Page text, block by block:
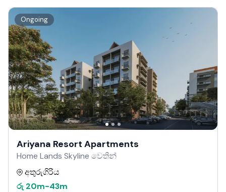
Ongoing
Ariyana Resort Apartments
Home Lands Skyline වෙතින්
අතුරුගිරිය
රු 20m-43m